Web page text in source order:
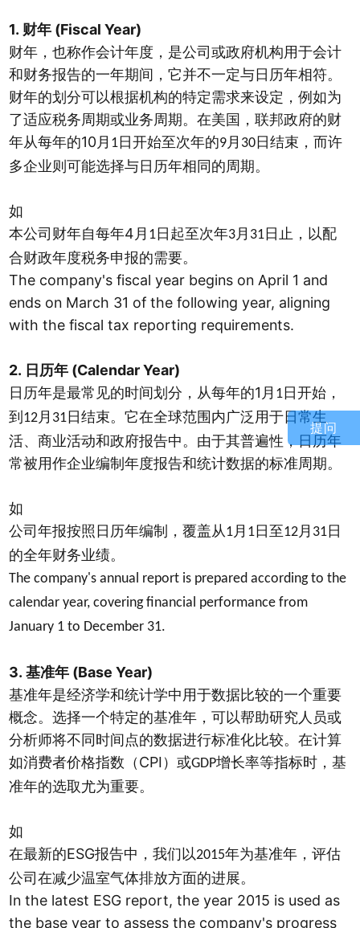
提问
1. 财年 (Fiscal Year)
财年，也称作会计年度，是公司或政府机构用于会计
和财务报告的一年期间，它并不一定与日历年相符。
财年的划分可以根据机构的特定需求来设定，例如为
了适应税务周期或业务周期。在美国，联邦政府的财
年从每年的10 月 1 日开始至次年的9月 30 日结束，而许
多企业则可能选择与日历年相同的周期。
如
本公司财年自每年4 月 1 日起至次年3月 31 日止，以配
合财政年度税务申报的需要。
The company's fiscal year begins on April 1 and
ends on March 31 of the following year, aligning
with the fiscal tax reporting requirements.
2. 日历年 (Calendar Year)
日历年是最常见的时间划分，从每年的1 月 1 日开始，
到 12月 31 日结束。它在全球范围内广泛用于日常生
活、商业活动和政府报告中。由于其普遍性，日历年
常被用作企业编制年度报告和统计数据的标准周期。
如
公司年报按照日历年编制，覆盖从1月 1 日至12月 31 日
的全年财务业绩。
The company's annual report is prepared according to the
calendar year, covering financial performance from
January 1 to December 31.
3.基准年 (Base Year)
基准年是经济学和统计学中用于数据比较的一个重要
概念。选择一个特定的基准年，可以帮助研究人员或
分析师将不同时间点的数据进行标准化比较。在计算
如消费者价格指数（ CPI ）或GDP增长率等指标时，基
准年的选取尤为重要。
如
在最新的ESG报告中，我们以2015年为基准年，评估
公司在减少温室气体排放方面的进展。
In the latest ESG report, the year 2015 is used as
the base year to assess the company's progress